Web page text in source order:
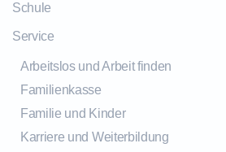
Schule
Service
Arbeitslos und Arbeit finden
Familienkasse
Familie und Kinder
Karriere und Weiterbildung